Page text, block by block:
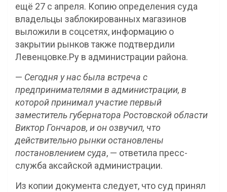
ещё 27 с апреля. Копию определения суда
владельцы заблокированных магазинов
выложили в соцсетях, информацию о
закрытии рынков также подтвердили
Левенцовке.Ру в администрации района.
— Сегодня у нас была встреча с
предпринимателями в администрации, в
которой принимал участие первый
заместитель губернатора Ростовской области
Виктор Гончаров, и он озвучил, что
действительно рынки остановлены
постановлением суда, — ответила пресс-
служба аксайской администрации.
Из копии документа следует, что суд принял